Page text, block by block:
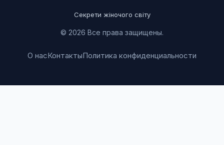
Секрети жіночого світу
© 2026 Все права защищены.
О насКонтактыПолитика конфиденциальности